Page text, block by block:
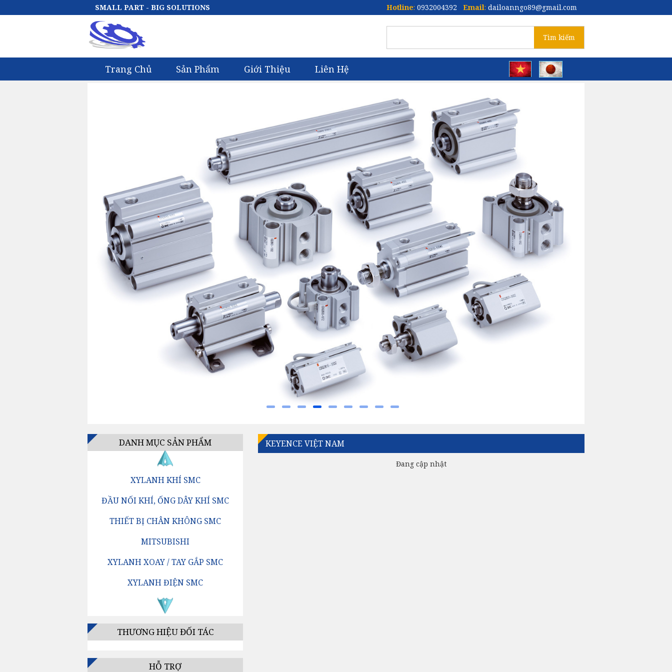
SMALL PART - BIG SOLUTIONS Hotline: 0932004392 Email: dailoanngo89@gmail.com
Tìm kiếm
Trang Chủ Sản Phẩm Giới Thiệu Liên Hệ
KEYENCE VIỆT NAM
Đang cập nhật
DANH MỤC SẢN PHẨM
XYLANH KHÍ SMC
ĐẦU NỐI KHÍ, ỐNG DÂY KHÍ SMC
THIẾT BỊ CHÂN KHÔNG SMC
MITSUBISHI
XYLANH XOAY / TAY GẮP SMC
XYLANH ĐIỆN SMC
VAN ĐỊNH HƯỚNG SMC
BỘ ĐIỀU CHỈNH ÁP SUẤT SMC
BỘ TĂNG ÁP / BỘ KÍCH ÁP SMC
THƯƠNG HIỆU ĐỐI TÁC
HỖ TRỢ